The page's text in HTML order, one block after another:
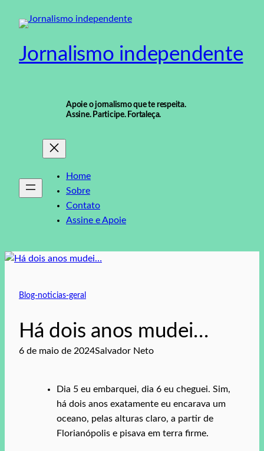
para
conteúdo
Jornalismo independente
Apoie o jornalismo que te respeita.
Assine. Participe. Fortaleça.
Home
Sobre
Contato
Assine e Apoie
Blog-noticias-geral
Há dois anos mudei…
6 de maio de 2024Salvador Neto
Dia 5 eu embarquei, dia 6 eu cheguei. Sim,
há dois anos exatamente eu encarava um
oceano, pelas alturas claro, a partir de
Florianópolis e pisava em terra firme.